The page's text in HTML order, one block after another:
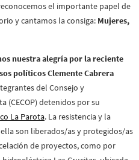
el importante papel de
y cantamos la consiga: Mujeres,
nuestra alegría por la reciente
políticos Clemente Cabrera
del Consejo y
(CECOP) detenidos por su
La Parota. La resistencia y la
son liberados/as y protegidos/as
de proyectos, como por